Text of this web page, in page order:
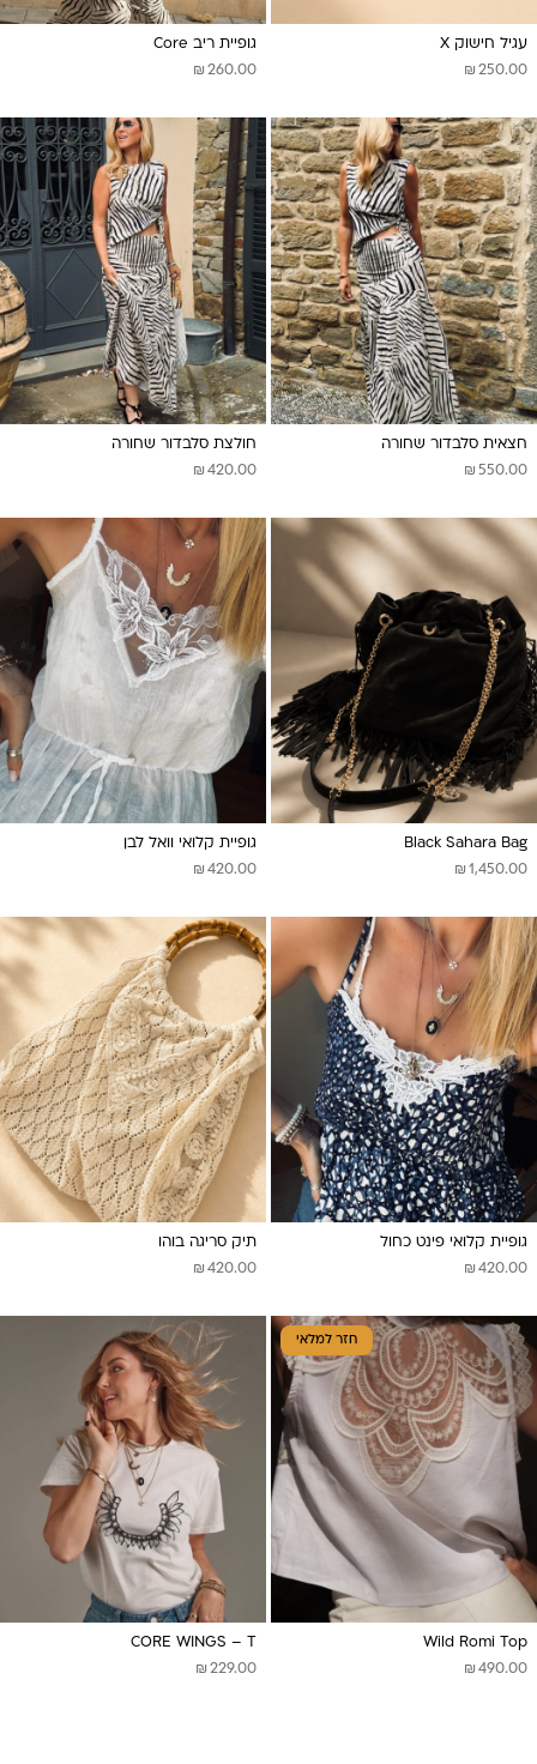
עגיל חישוק X
₪ 250.00
גופיית ריב Core
₪ 260.00
חצאית סלבדור שחורה
₪ 550.00
חולצת סלבדור שחורה
₪ 420.00
Black Sahara Bag
₪ 1,450.00
גופיית קלואי וואל לבן
₪ 420.00
גופיית קלואי פינט כחול
₪ 420.00
תיק סריגה בוהו
₪ 420.00
חזר למלאי
Wild Romi Top
₪ 490.00
CORE WINGS – T
₪ 229.00